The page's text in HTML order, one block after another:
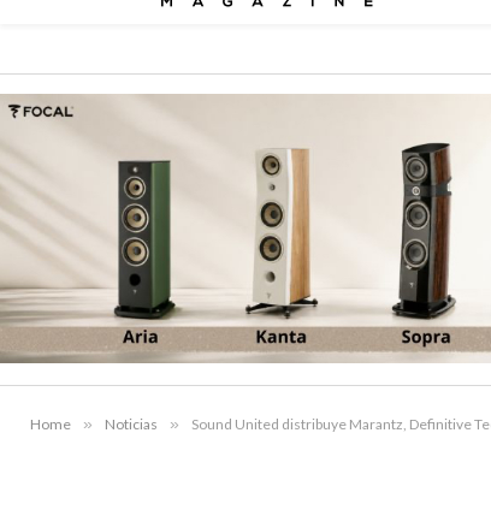
Home » Noticias » Sound United distribuye Marantz, Definitive